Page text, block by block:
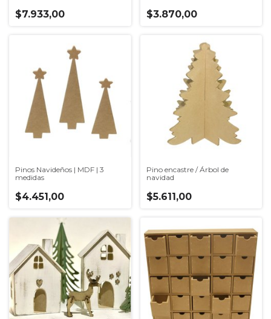
$7.933,00 $3.870,00
Pinos Navideños | MDF | 3
medidas
$4.451,00
Pino encastre / Árbol de
navidad
$5.611,00